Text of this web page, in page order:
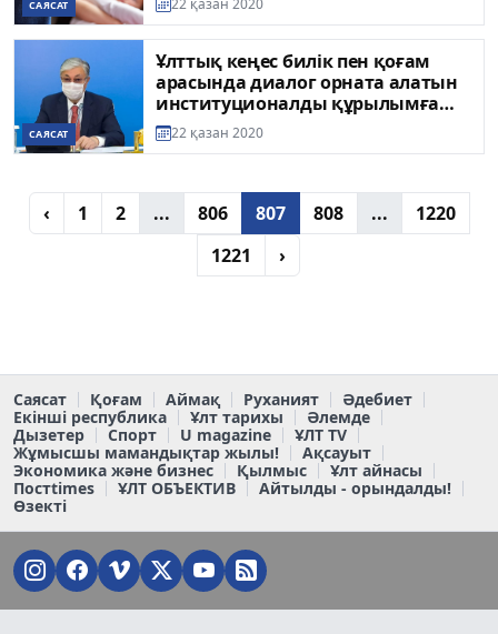
САЯСАТ 22 қазан 2020
САЯСАТ
Ұлттық кеңес билік пен қоғам
арасында диалог орната алатын
институционалды құрылымға
айналды - Президент
22 қазан 2020
‹ 1 2 ... 806 807 808 ...
1220
1221
›
Саясат Қоғам Аймақ Руханият
Әдебиет
Екінші республика
Ұлт тарихы
Әлемде
Дызетер
Спорт U magazine
ҰЛТ TV
Жұмысшы мамандықтар жылы!
Ақсауыт
Экономика және бизнес
Қылмыс
Ұлт айнасы
Постtimes
ҰЛТ ОБЪЕКТИВ
Айтылды - орындалды!
Өзекті